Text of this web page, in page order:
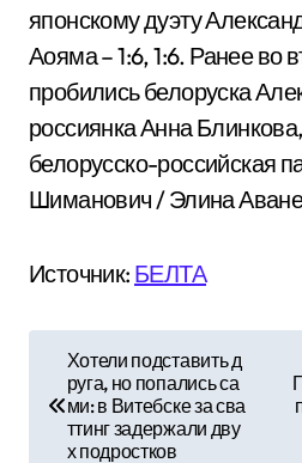
японскому дуэту
Аояма – 1:6, 1:6. Ранее во
пробились белоруска
россиянка Анна
белорусско-российская
Шиманович / Элина
Источник: БЕЛТА
Хотели подставить д
руга, но попались са
ми: в Витебске за сва
ттинг задержали дву
х подростков